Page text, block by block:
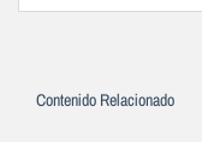
Contenido Relacionado